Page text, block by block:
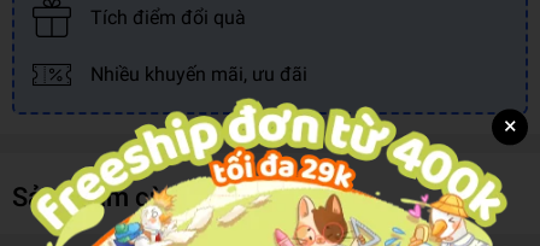
Tích điểm đổi quà
Nhiều khuyến mãi, ưu đãi
Sản phẩm cùng loại
×